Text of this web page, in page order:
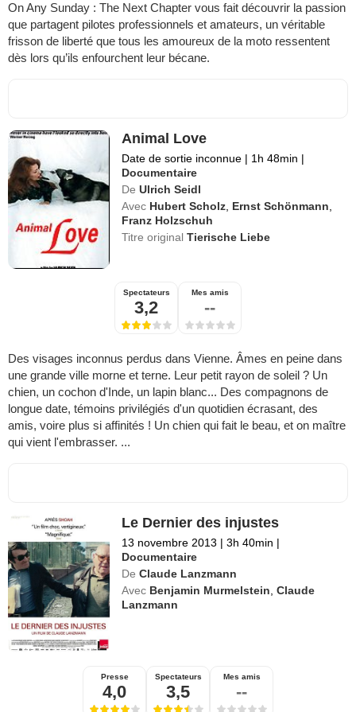
On Any Sunday : The Next Chapter vous fait découvrir la passion
que partagent pilotes professionnels et amateurs, un véritable
frisson de liberté que tous les amoureux de la moto ressentent
dès lors qu’ils enfourchent leur bécane.
Animal Love
Date de sortie inconnue | 1h 48min |
Documentaire
De Ulrich Seidl
Avec Hubert Scholz, Ernst Schönmann,
Franz Holzschuh
Titre originalTierische Liebe
Spectateurs
3,2
Mes amis
--
Des visages inconnus perdus dans Vienne. Âmes en peine dans
une grande ville morne et terne. Leur petit rayon de soleil ? Un
chien, un cochon d'Inde, un lapin blanc... Des compagnons de
longue date, témoins privilégiés d'un quotidien écrasant, des
amis, voire plus si affinités ! Un chien qui fait le beau, et on maître
qui vient l'embrasser. ...
Le Dernier des injustes
13 novembre 2013 | 3h 40min |
Documentaire
De Claude Lanzmann
Avec Benjamin Murmelstein,Claude
Lanzmann
Presse
4,0
Spectateurs
3,5
Mes amis
--